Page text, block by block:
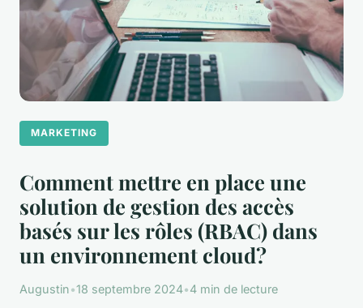
MARKETING
Comment mettre en place une
solution de gestion des accès
basés sur les rôles (RBAC) dans
un environnement cloud?
Augustin•18 septembre 2024•4 min de lecture